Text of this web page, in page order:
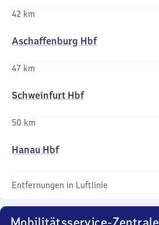
42 km
Aschaffenburg Hbf
47 km
Schweinfurt Hbf
50 km
Hanau Hbf
Entfernungen in Luftlinie